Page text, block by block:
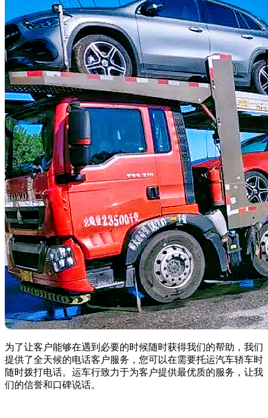
为了让客户能够在遇到必要的时候随时获得我们的帮助，我们
提供了全天候的电话客户服务，您可以在需要托运汽车轿车时
随时拨打电话。运车行致力于为客户提供最优质的服务，让我
们的信誉和口碑说话。